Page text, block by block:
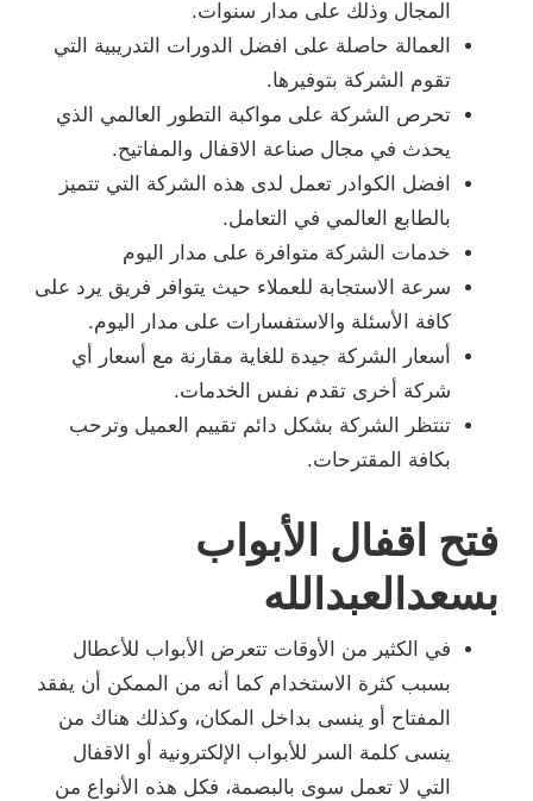
المجال وذلك على مدار سنوات.
العمالة حاصلة على افضل الدورات التدريبية التي
تقوم الشركة بتوفيرها.
تحرص الشركة على مواكبة التطور العالمي الذي
يحدث في مجال صناعة الاقفال والمفاتيح.
افضل الكوادر تعمل لدى هذه الشركة التي تتميز
بالطابع العالمي في التعامل.
خدمات الشركة متوافرة على مدار اليوم
سرعة الاستجابة للعملاء حيث يتوافر فريق يرد على
كافة الأسئلة والاستفسارات على مدار اليوم.
أسعار الشركة جيدة للغاية مقارنة مع أسعار أي
شركة أخرى تقدم نفس الخدمات.
تنتظر الشركة بشكل دائم تقييم العميل وترحب
بكافة المقترحات.
فتح اقفال الأبواب
بسعدالعبدالله
في الكثير من الأوقات تتعرض الأبواب للأعطال
بسبب كثرة الاستخدام كما أنه من الممكن أن يفقد
المفتاح أو ينسى بداخل المكان، وكذلك هناك من
ينسى كلمة السر للأبواب الإلكترونية أو الاقفال
التي لا تعمل سوى بالبصمة، فكل هذه الأنواع من